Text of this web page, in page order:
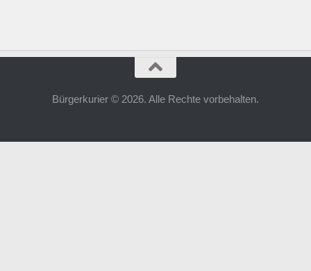
Bürgerkurier © 2026. Alle Rechte vorbehalten.